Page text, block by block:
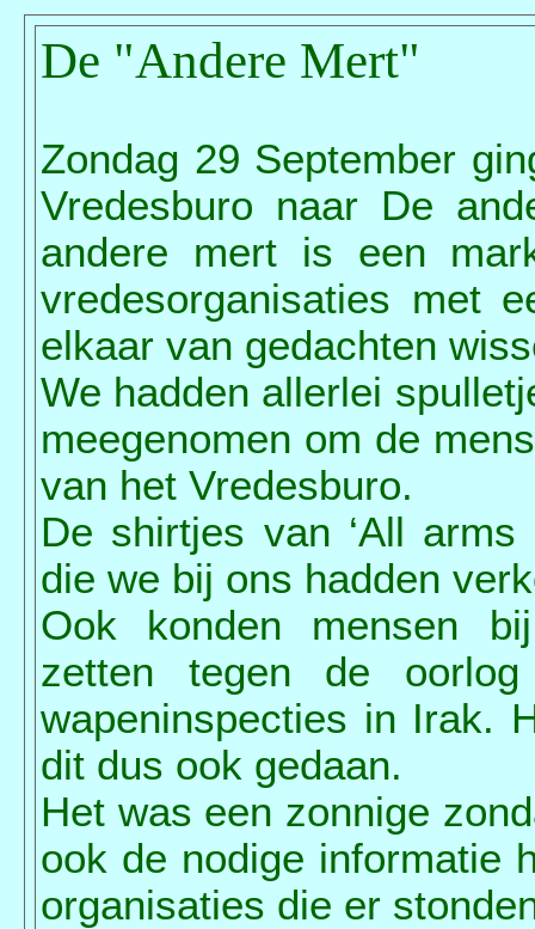
De "Andere Mert"
Zondag 29 September
Vredesburo naar De
andere mert is een
vredesorganisaties met
elkaar van gedachten
We hadden allerlei
meegenomen om de
van het Vredesburo.
De shirtjes van ‘All
die we bij ons hadden
Ook konden mensen
zetten tegen de
wapeninspecties in Irak.
dit dus ook gedaan.
Het was een zonnige
ook de nodige informatie
organisaties die er